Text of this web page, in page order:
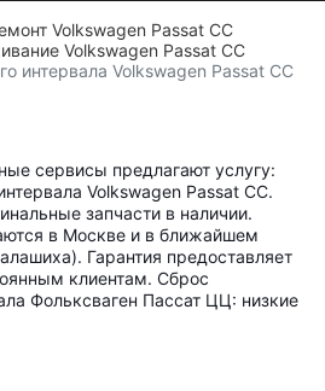
Volkswagen Passat CC
Volkswagen Passat CC
интервала Volkswagen Passat CC
сервисы предлагают услугу:
Volkswagen Passat CC.
запчасти в наличии.
в Москве и в ближайшем
Гарантия предоставляет
клиентам. Сброс
Фольксваген Пассат ЦЦ: низкие